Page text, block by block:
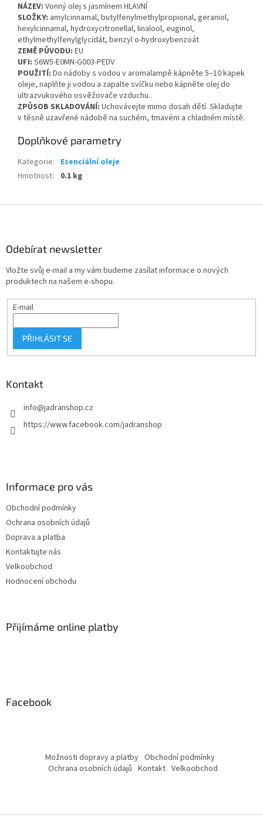
NÁZEV: Vonný olej s jasmínem HLAVNÍ
SLOŽKY: amylcinnamal, butylfenylmethylpropional, geraniol,
hexylcinnamal, hydroxycitronellal, linalool, euginol,
ethylmethylfenylglycidát, benzyl o-hydroxybenzoát
ZEMĚ PŮVODU: EU
UFI: S6W5-E0MN-G003-PEDV
POUŽITÍ: Do nádoby s vodou v aromalampě kápněte 5–10 kapek
oleje, naplňte ji vodou a zapalte svíčku nebo kápněte olej do
ultrazvukového osvěžovače vzduchu.
ZPŮSOB SKLADOVÁNÍ: Uchovávejte mimo dosah dětí. Skladujte
v těsně uzavřené nádobě na suchém, tmavém a chladném místě.
Doplňkové parametry
Kategorie: Esenciální oleje
Hmotnost: 0.1 kg
Odebírat newsletter
Vložte svůj e-mail a my vám budeme zasílat informace o nových
produktech na našem e-shopu.
E-mail
PŘIHLÁSIT SE
Kontakt
info@jadranshop.cz
https://www.facebook.com/jadranshop
Informace pro vás
Obchodní podmínky
Ochrana osobních údajů
Doprava a platba
Kontaktujte nás
Velkoobchod
Hodnocení obchodu
Přijímáme online platby
Facebook
Možnosti dopravy a platby Obchodní podmínky
Ochrana osobních údajů Kontakt Velkoobchod